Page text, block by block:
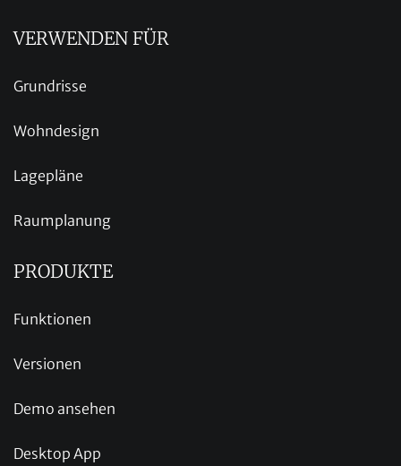
VERWENDEN FÜR
Grundrisse
Wohndesign
Lagepläne
Raumplanung
PRODUKTE
Funktionen
Versionen
Demo ansehen
Desktop App